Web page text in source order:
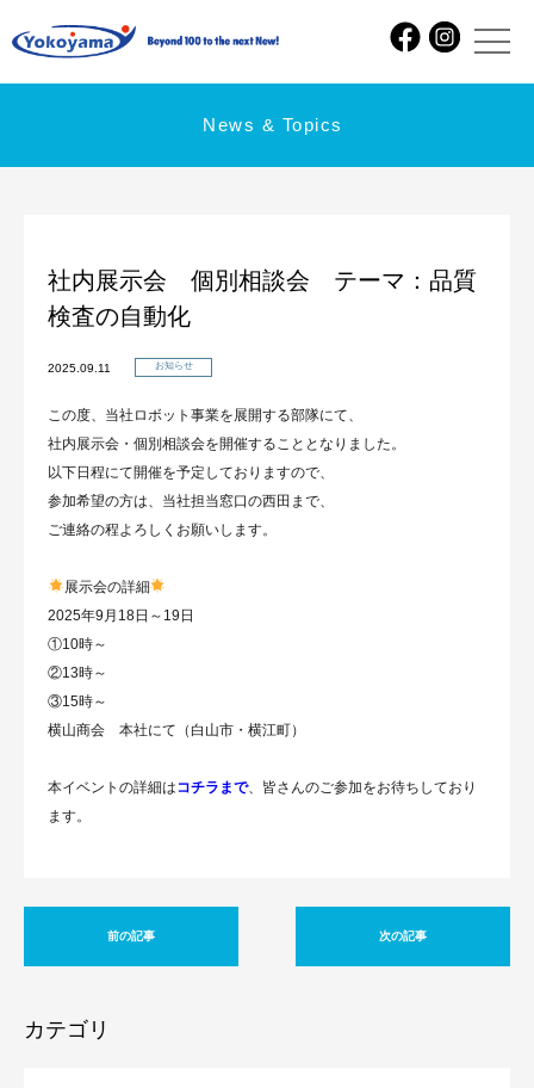
News & Topics
社内展示会 個別相談会 テーマ：品質
検査の自動化
2025.09.11 お知らせ
この度、当社ロボット事業を展開する部隊にて、
社内展示会・個別相談会を開催することとなりました。
以下日程にて開催を予定しておりますので、
参加希望の方は、当社担当窓口の西田まで、
ご連絡の程よろしくお願いします。
展示会の詳細
2025年9月18日～19日
①10時～
②13時～
③15時～
横山商会 本社にて（白山市・横江町）
本イベントの詳細はコチラまで、皆さんのご参加をお待ちしており
ます。
前の記事 次の記事
カテゴリ